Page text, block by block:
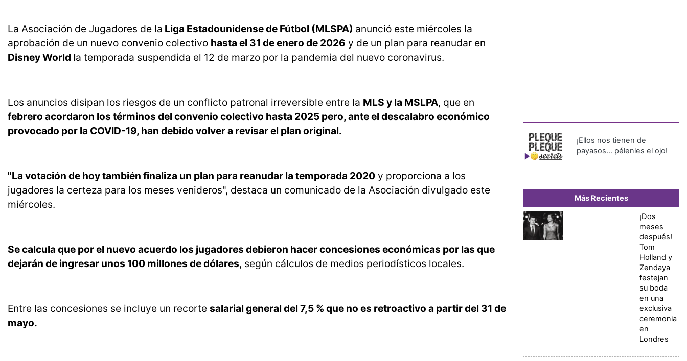
La Asociación de Jugadores de la Liga Estadounidense de Fútbol (MLSPA) anunció este miércoles la
aprobación de un nuevo convenio colectivo hasta el 31 de enero de 2026 y de un plan para reanudar en
Disney World la temporada suspendida el 12 de marzo por la pandemia del nuevo coronavirus.
Los anuncios disipan los riesgos de un conflicto patronal irreversible entre la MLS y la MSLPA, que en
febrero acordaron los términos del convenio colectivo hasta 2025 pero, ante el descalabro económico
provocado por la COVID-19, han debido volver a revisar el plan original.
"La votación de hoy también finaliza un plan para reanudar la temporada 2020 y proporciona a los
jugadores la certeza para los meses venideros", destaca un comunicado de la Asociación divulgado este
miércoles.
Se calcula que por el nuevo acuerdo los jugadores debieron hacer concesiones económicas por las que
dejarán de ingresar unos 100 millones de dólares, según cálculos de medios periodísticos locales.
Entre las concesiones se incluye un recorte salarial general del 7,5 % que no es retroactivo a partir del 31 de
mayo.
¡Ellos nos tienen de
payasos… pélenles el ojo!
Más Recientes
¡Dos
meses
después!
Tom
Holland y
Zendaya
festejan
su boda
en una
exclusiva
ceremonia
en
Londres